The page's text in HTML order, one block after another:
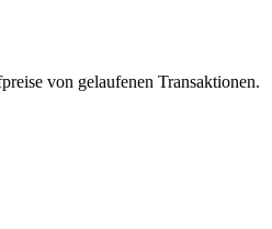
von gelaufenen Transaktionen.